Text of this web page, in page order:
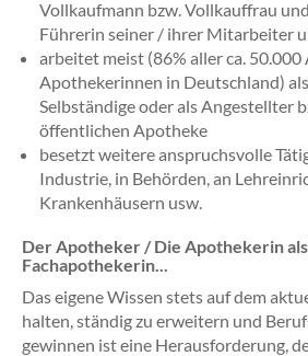
Vollkaufmann bzw. Vollkauffrau
Führerin seiner / ihrer Mitarbeiter
arbeitet meist (86% aller ca.
Apothekerinnen in Deutschland)
Selbständige oder als Angestellter
öffentlichen Apotheke
besetzt weitere anspruchsvolle
Industrie, in Behörden, an
Krankenhäusern usw.
Der Apotheker / Die Apothekerin
Fachapothekerin...
Das eigene Wissen stets auf dem
halten, ständig zu erweitern und
gewinnen ist eine Herausforderung,